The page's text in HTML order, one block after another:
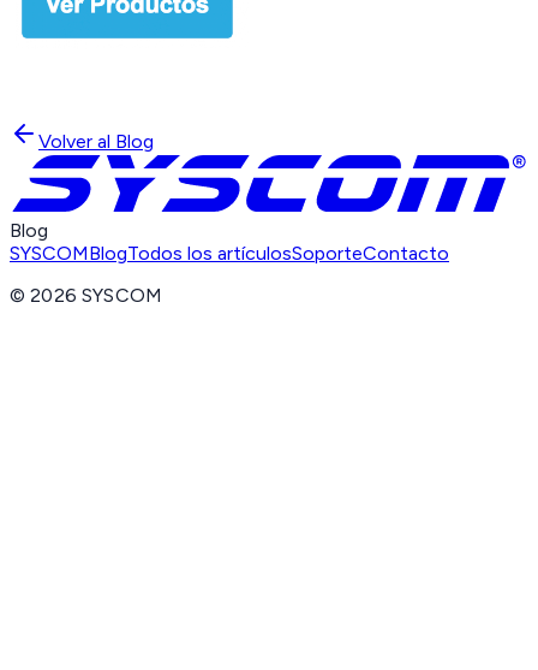
Volver al Blog
Blog
SYSCOMBlogTodos los artículosSoporteContacto
©2026 SYSCOM